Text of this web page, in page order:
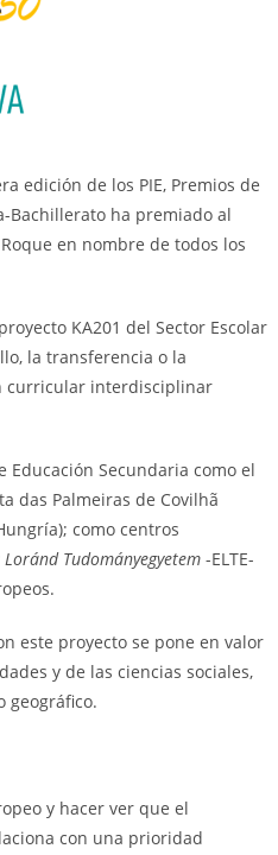
edición de los PIE, Premios de
Bachillerato ha premiado al
en nombre de todos los
KA201 del Sector Escolar
la transferencia o la
curricular interdisciplinar
Educación Secundaria como el
das Palmeiras de Covilhã
como centros
Loránd Tudományegyetem -ELTE-
este proyecto se pone en valor
y de las ciencias sociales,
geográfico.
y hacer ver que el
con una prioridad